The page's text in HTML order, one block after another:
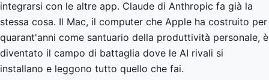
integrarsi con le altre app. Claude di Anthropic fa già la
stessa cosa. Il Mac, il computer che Apple ha costruito per
quarant'anni come santuario della produttività personale, è
diventato il campo di battaglia dove le AI rivali si
installano e leggono tutto quello che fai.